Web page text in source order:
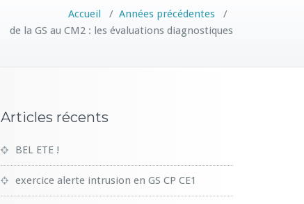
Accueil / Années précédentes /
de la GS au CM2 : les évaluations diagnostiques
Articles récents
BEL ETE !
exercice alerte intrusion en GS CP CE1